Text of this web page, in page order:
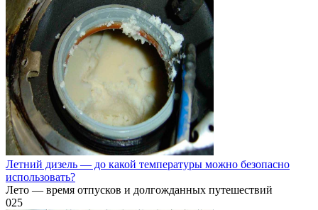
Летний дизель — до какой температуры можно безопасно
использовать?
Лето — время отпусков и долгожданных путешествий
025